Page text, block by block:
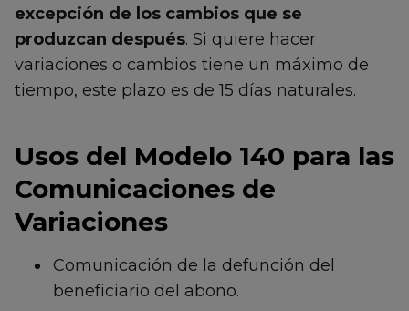
excepción de los cambios que se
produzcan después. Si quiere hacer
variaciones o cambios tiene un máximo de
tiempo, este plazo es de 15 días naturales.
Usos del Modelo 140 para las
Comunicaciones de
Variaciones
Comunicación de la defunción del
beneficiario del abono.